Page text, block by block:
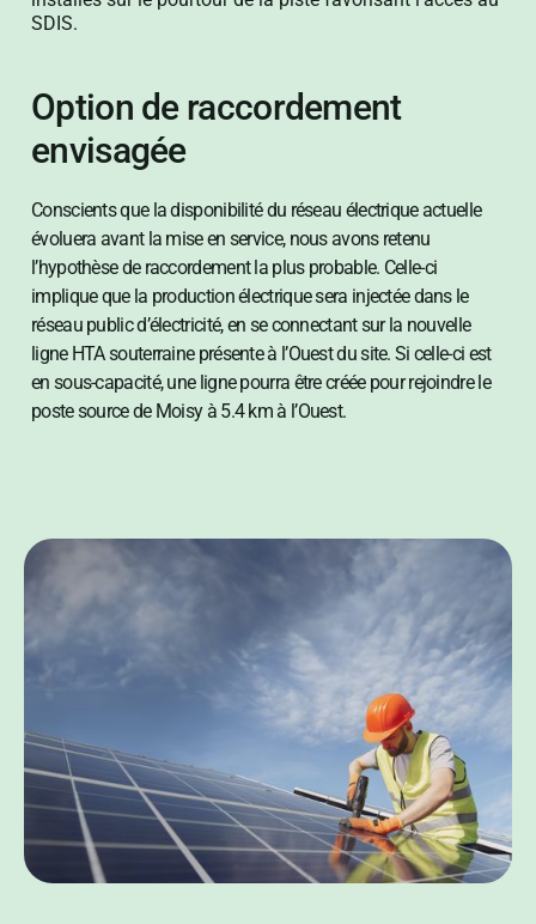
SDIS.
Option de raccordement
envisagée
Conscients que la disponibilité du réseau électrique actuelle
évoluera avant la mise en service, nous avons retenu
l’hypothèse de raccordement la plus probable. Celle-ci
implique que la production électrique sera injectée dans le
réseau public d’électricité, en se connectant sur la nouvelle
ligne HTA souterraine présente à l’Ouest du site. Si celle-ci est
en sous-capacité, une ligne pourra être créée pour rejoindre le
poste source de Moisy à 5.4 km à l’Ouest.